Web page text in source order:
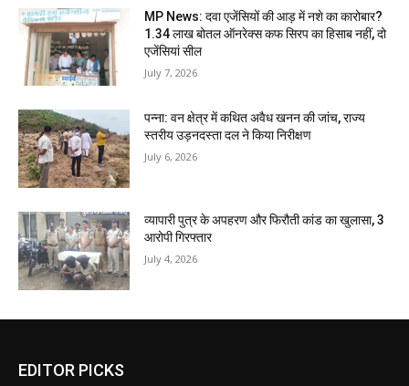
MP News: दवा एजेंसियों की आड़ में नशे का कारोबार?
1.34 लाख बोतल ऑनरेक्स कफ सिरप का हिसाब नहीं, दो
एजेंसियां सील
July 7, 2026
पन्ना: वन क्षेत्र में कथित अवैध खनन की जांच, राज्य
स्तरीय उड़नदस्ता दल ने किया निरीक्षण
July 6, 2026
व्यापारी पुत्र के अपहरण और फिरौती कांड का खुलासा, 3
आरोपी गिरफ्तार
July 4, 2026
EDITOR PICKS